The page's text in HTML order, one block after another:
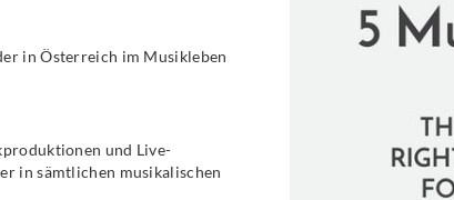
in Österreich im Musikleben
und Live-
in sämtlichen musikalischen